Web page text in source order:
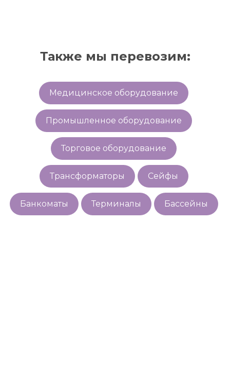
Также мы перевозим:
Медицинское оборудование
Промышленное оборудование
Торговое оборудование
Трансформаторы Сейфы
Банкоматы Терминалы Бассейны